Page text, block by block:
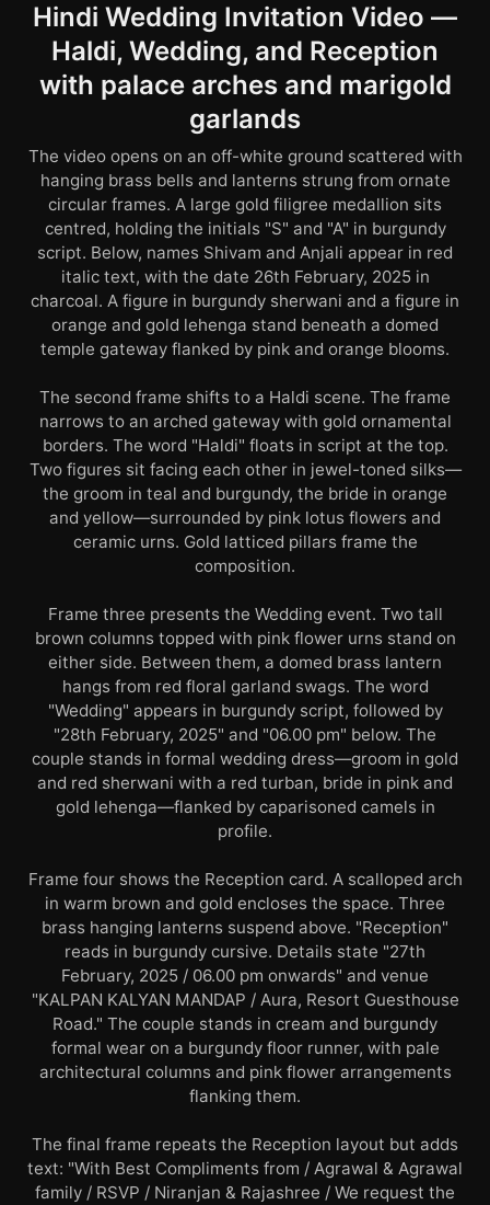
Hindi Wedding Invitation Video —
Haldi, Wedding, and Reception
with palace arches and marigold
garlands
The video opens on an off-white ground scattered with
hanging brass bells and lanterns strung from ornate
circular frames. A large gold filigree medallion sits
centred, holding the initials "S" and "A" in burgundy
script. Below, names Shivam and Anjali appear in red
italic text, with the date 26th February, 2025 in
charcoal. A figure in burgundy sherwani and a figure in
orange and gold lehenga stand beneath a domed
temple gateway flanked by pink and orange blooms.
The second frame shifts to a Haldi scene. The frame
narrows to an arched gateway with gold ornamental
borders. The word "Haldi" floats in script at the top.
Two figures sit facing each other in jewel-toned silks—
the groom in teal and burgundy, the bride in orange
and yellow—surrounded by pink lotus flowers and
ceramic urns. Gold latticed pillars frame the
composition.
Frame three presents the Wedding event. Two tall
brown columns topped with pink flower urns stand on
either side. Between them, a domed brass lantern
hangs from red floral garland swags. The word
"Wedding" appears in burgundy script, followed by
"28th February, 2025" and "06.00 pm" below. The
couple stands in formal wedding dress—groom in gold
and red sherwani with a red turban, bride in pink and
gold lehenga—flanked by caparisoned camels in
profile.
Frame four shows the Reception card. A scalloped arch
in warm brown and gold encloses the space. Three
brass hanging lanterns suspend above. "Reception"
reads in burgundy cursive. Details state "27th
February, 2025 / 06.00 pm onwards" and venue
"KALPAN KALYAN MANDAP / Aura, Resort Guesthouse
Road." The couple stands in cream and burgundy
formal wear on a burgundy floor runner, with pale
architectural columns and pink flower arrangements
flanking them.
The final frame repeats the Reception layout but adds
text: "With Best Compliments from / Agrawal & Agrawal
family / RSVP / Niranjan & Rajashree / We request the